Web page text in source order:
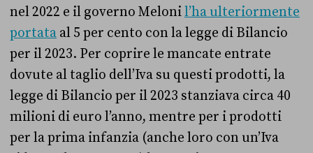
nel 2022 e il governo Melonil’ha ulteriormente
portata al 5 per cento con la legge di Bilancio
per il 2023. Per coprire le mancate entrate
dovute al taglio dell’Iva su questi prodotti, la
legge di Bilancio per il 2023 stanziava circa 40
milioni di euro l’anno, mentre per i prodotti
per la prima infanzia (anche loro con un’Iva